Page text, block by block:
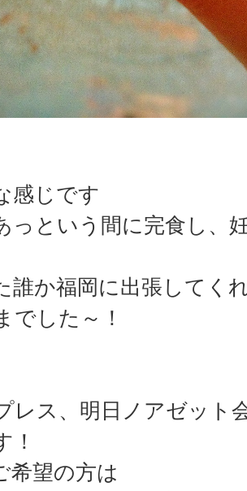
感じです
っという間に完食し、
誰か福岡に出張してく
でした～！
レス、明日ノアゼット
！
希望の方は